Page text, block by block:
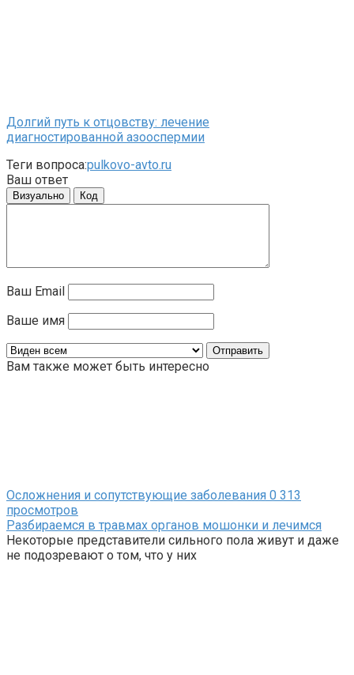
Долгий путь к отцовству: лечение
диагностированной азооспермии
Теги вопроса:pulkovo-avto.ru
Ваш ответ
Визуально Код
Ваш Email
Ваше имя
Вам также может быть интересно
Осложнения и сопутствующие заболевания 0 313
просмотров
Разбираемся в травмах органов мошонки и лечимся
Некоторые представители сильного пола живут и даже
не подозревают о том, что у них